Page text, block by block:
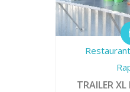
TRAILER